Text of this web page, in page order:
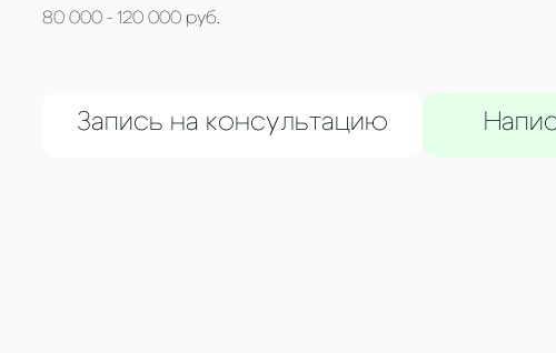
80 000 - 120 000 руб.
Запись на консультацию